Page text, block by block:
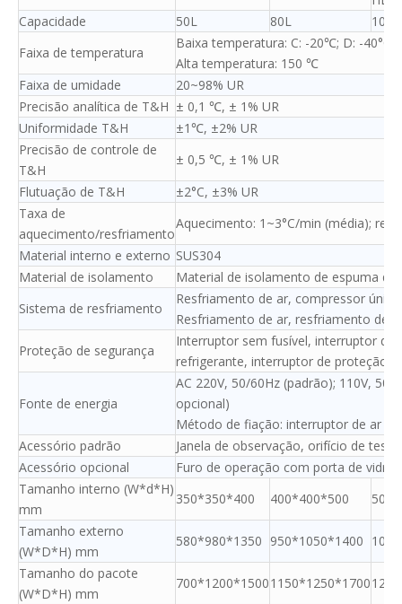
Capacidade
50L 80L
100L
Faixa de temperatura
Baixa temperatura: C: -20℃; D: -40°C;
Alta temperatura: 150 ℃
Faixa de umidade
20~98% UR
Precisão analítica de T&H ± 0,1 ℃, ± 1% UR
Uniformidade T&H
±1℃, ±2% UR
Precisão de controle de
T&H
± 0,5 ℃, ± 1% UR
Flutuação de T&H
±2°C, ±3% UR
Taxa de
aquecimento/resfriamento
Aquecimento: 1~3°C/min (média);
Material interno e externo SUS304
Material de isolamento
Material de isolamento de espuma
Sistema de resfriamento
Resfriamento de ar, compressor
Resfriamento de ar, resfriamento de
Proteção de segurança
Interruptor sem fusível, interruptor
refrigerante, interruptor de proteção
Fonte de energia
AC 220V, 50/60Hz (padrão); 110V,
opcional)
Método de fiação: interruptor de ar
Acessório padrão
Janela de observação, orifício de
Acessório opcional
Furo de operação com porta de vidro
Tamanho interno (W*d*H)
mm
350*350*400 400*400*500
Tamanho externo
(W*D*H) mm
580*980*1350 950*1050*1400
Tamanho do pacote
(W*D*H) mm
700*1200*15001150*1250*1700